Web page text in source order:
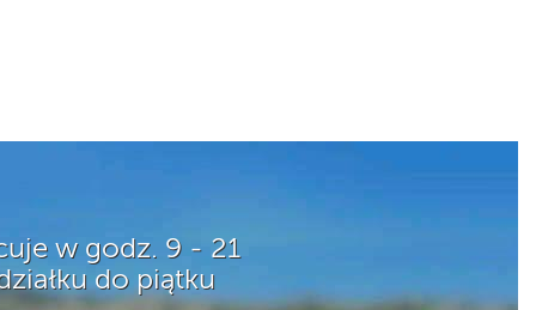
w godz. 9 - 21
do piątku